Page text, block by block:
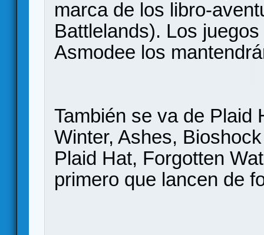
marca de los libro-
Battlelands). Los
Asmodee los
También se va de Plaid
Winter, Ashes,
Plaid Hat, Forgotten
primero que lancen de